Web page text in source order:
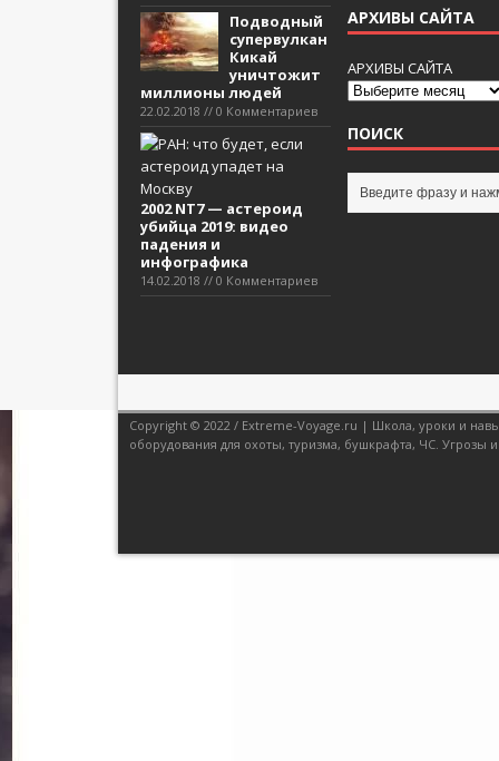
Подводный
супервулкан
Кикай
уничтожит
миллионы людей
22.02.2018 // 0 Комментариев
2002 NT7 — астероид
убийца 2019: видео
падения и
инфографика
14.02.2018 // 0 Комментариев
АРХИВЫ САЙТА
АРХИВЫ САЙТА
ПОИСК
Copyright © 2022 / Extreme-Voyage.ru | Школа, уроки и
оборудования для охоты, туризма, бушкрафта, ЧС. Угрозы